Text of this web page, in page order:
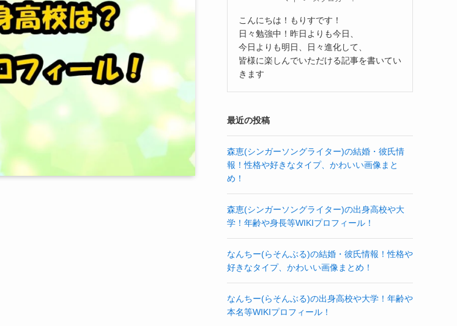
こんにちは！もりすです！
日々勉強中！昨日よりも今日、
今日よりも明日、日々進化して、
皆様に楽しんでいただける記事を書いてい
きます
最近の投稿
森恵(シンガーソングライター)の結婚・彼氏情
報！性格や好きなタイプ、かわいい画像まと
め！
森恵(シンガーソングライター)の出身高校や大
学！年齢や身長等WIKIプロフィール！
なんちー(らそんぶる)の結婚・彼氏情報！性格や
好きなタイプ、かわいい画像まとめ！
なんちー(らそんぶる)の出身高校や大学！年齢や
本名等WIKIプロフィール！